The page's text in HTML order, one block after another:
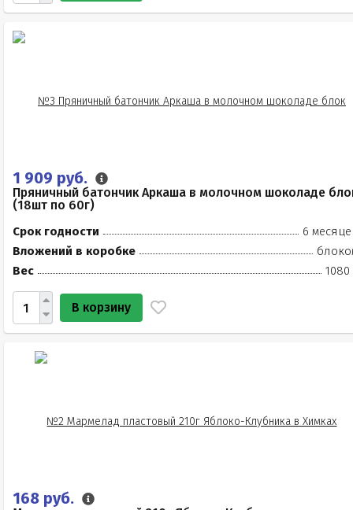
1 909 руб.
Пряничный батончик Аркаша в молочном шоколаде
(18шт по 60г)
Срок годности
6
Вложений в коробке
Вес
1080
В корзину
168 руб.